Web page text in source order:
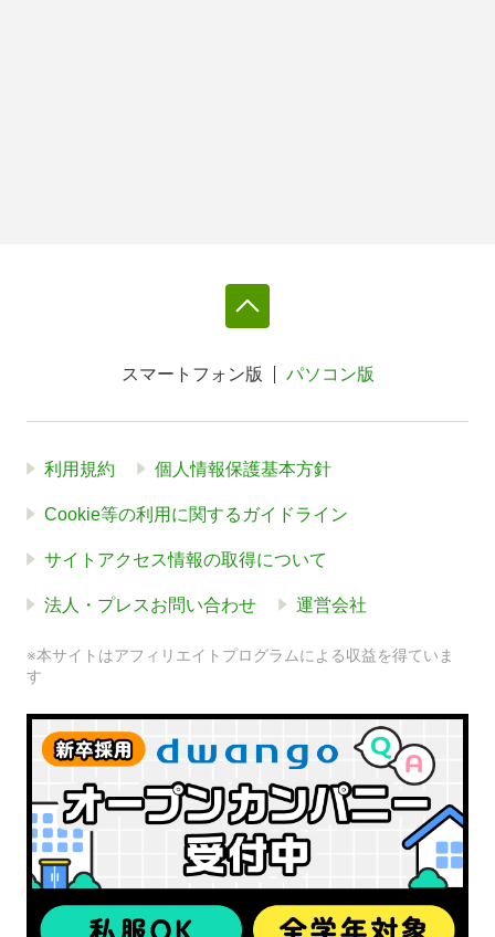
スマートフォン版 パソコン版
利用規約 個人情報保護基本方針
Cookie等の利用に関するガイドライン
サイトアクセス情報の取得について
法人・プレスお問い合わせ 運営会社
※本サイトはアフィリエイトプログラムによる収益を得ていま
す